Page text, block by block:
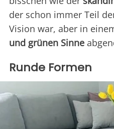
der schon immer Teil
Vision war, aber in
und grünen Sinne
Runde Formen